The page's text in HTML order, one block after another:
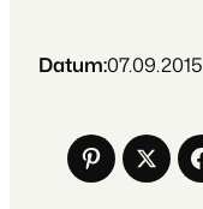
Datum:07.09.2015